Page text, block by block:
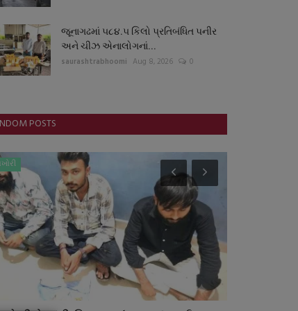
જૂનાગઢમાં ૫૮૪.૫ કિલો પ્રતિબંધિત પનીર
અને ચીઝ એનાલોગનાં...
saurashtrabhoomi Aug 8, 2026 0
POSTS